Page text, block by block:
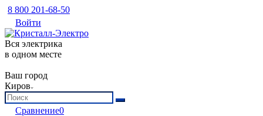
8 800 201-68-50
Войти
Вся электрика
в одном месте
Ваш город
Киров
Сравнение0